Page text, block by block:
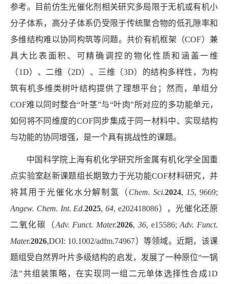
参考。目前仿生光催化剂相关研究多局限于无机或有机小
分子体系，高分子体系仍受限于传统聚合物的低孔隙率和
多维结构难以协同构筑等问题。共价有机框架（COF）兼
具大比表面积、可精确调控的物化性质和涵盖一维
（1D）、二维（2D）、三维（3D）的结构多样性，为构
筑有机多维类树叶结构提供了理想平台；然而，单组分
COF难以同时整合“叶茎”与“叶肉”所对应的多功能单元，
如何将不同维度的COF同步集成于同一材料中、实现结构
与功能的协同增强，是一个具有挑战性的课题。
中国科学院上海有机化学研究所金属有机化学全国重
点实验室赵新课题组长期致力于光功能COF材料研究，并
将其用于光催化水分解制氢（ Chem. Sci.2024, 15, 9669;
Angew. Chem. Int. Ed.2025, 64, e202418086），光催化还原
二氧化碳（Adv. Funct. Mater.2026, 36, e15586;Adv. Funct.
Mater.2026,DOI: 10.1002/adfm.74967）等领域。近期，该课
题组受自然界叶片多级结构的启发，发展了一种原位“一锅
法”共组装策略，在实现同一组二元单体选择性合成1D